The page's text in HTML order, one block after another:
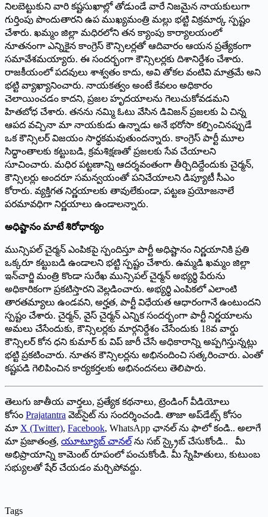
నిలబెట్టుకుని వారి కష్టసుఖాల్లో తోడుండే వారే నిజమైన నాయకులుగా
గుర్తింపు పొందుతారని ఉప ముఖ్యమంత్రి మల్లు భట్టి విక్రమార్క స్పష్టం
చేశారు. ఖమ్మం జిల్లా మధిరలోని తన క్యాంపు కార్యాలయంలో
నూతనంగా ఎన్నికైన కాంగ్రెస్ కౌన్సిలర్లతో ఆదివారం ఆయన ప్రత్యేకంగా
సమావేశమయ్యారు. ఈ సందర్భంగా కౌన్సిలర్లకు దిశానిర్దేశం చేశారు.
రాజకీయంలో పదవులు శాశ్వతం కాదు, అవి తోకల వంటివి మాత్రమే అని
భట్టి వ్యాఖ్యానించారు. నాయకత్వం అంటే కేవలం అధికారం
చెలాయించడం కాదని, ప్రజల హృదయాలను గెలుచుకోవడమని
హితబోధ చేశారు. తనను నమ్మి ఓటు వేసిన డివిజన్ ప్రజలకు ఏ చిన్న
ఆపద వచ్చినా మా నాయకుడు ఉన్నాడు అనే భరోసా కల్పించినప్పుడే
ఒక కౌన్సిలర్ విజయం సార్థకమవుతుందన్నారు. కాంగ్రెస్ పార్టీ మూల
సిద్ధాంతాలకు కట్టుబడి, క్రమశిక్షణతో ప్రజలకు సేవ చేయాలని
సూచించారు. మధిర పట్టణాన్ని ఆదర్శవంతంగా తీర్చిదిద్దేందుకు చైర్మన్,
కౌన్సిలర్లు అందరూ సమన్వయంతో పనిచేయాలని డిప్యూటీ సీఎం
కోరారు. వ్యక్తిగత నిర్ణయాలకు తావులేకుండా, పట్టణ ప్రయోజనాలే
పరమావధిగా నిర్ణయాలు ఉండాల‌న్నారు.
అధిష్టానం మాటే శిరోధార్యం
మున్సిపల్ చైర్మన్ ఎంపికపై స్పందిస్తూ పార్టీ అధిష్టానం నిర్ణయానికి ప్రతి
ఒక్కరూ కట్టుబడి ఉండాలని భట్టి స్పష్టం చేశారు. ఉమ్మడి ఖమ్మం జిల్లా
ఇన్‌చార్జి మంత్రి కొండా సురేఖ మున్సిపల్ చైర్మన్ అభ్యర్థి పేరును
అధికారికంగా ప్రకటిస్తారని వెల్లడించారు. అభ్యర్థి ఎంపికలో ఎలాంటి
తారతమ్యాలు ఉండవని, అర్హత, పార్టీ విధేయత ఆధారంగానే ఉంటుందని
స్ప‌ష్టం చేశారు. చైర్మన్, వైస్ చైర్మన్ ఎన్నిక సందర్భంగా పార్టీ నిర్ణయాలను
అమలు చేసేందుకు, కౌన్సిలర్లకు మార్గనిర్దేశం చేసేందుకు 18వ వార్డు
కౌన్సిలర్ కోన ధని కుమార్ కు విప్ జారీ చేసే అధికారాన్ని అప్పగిస్తున్నట్లు
భట్టి ప్రకటించారు. నూతన కౌన్సిలర్లను అభినందించి సత్కరించారు. ఎంతో
కష్టపడి గెలిపించిన కార్యకర్తలకు అభినందనలు తెలిపారు.
తెలుగు జాతీయ వార్తలు, ప్రత్యేక కథనాలు, ట్రెండింగ్ వీడియోలు
కోసం Prajatantra వెబ్‌సైట్ ను సందర్శించండి. తాజా అప్‌డేట్స్ కోసం
మా X (Twitter), Facebook, WhatsApp ఛానల్ ను ఫాలో కండి.. అలాగే
మా ప్రజాతంత్ర, యూట్యూబ్ చానల్ ను సబ్ స్క్రైబ్ చేసుకోండి.. మీ
అభిప్రాయాన్ని కామెంట్ రూపంలో పంచుకోండి. మీ స్నేహితులు, కుటుంబ
సభ్యులతో షేర్ చేయడం మర్చిపోవద్దు.
Tags